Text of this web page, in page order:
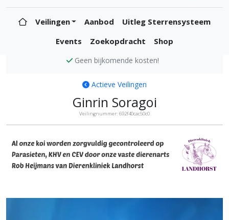
Veilingen Aanbod
Uitleg Sterrensysteem
Events
Zoekopdracht Shop
Alle koi zijn KVH en CEV vrij
Actieve Veilingen
Ginrin Soragoi
Veilingnummer: 692f40cac50c0